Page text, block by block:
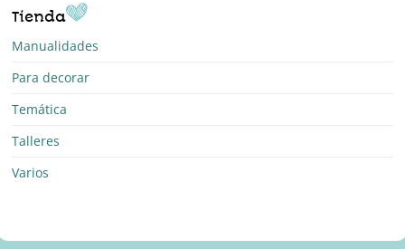
Tienda
Manualidades
Para decorar
Temática
Talleres
Varios